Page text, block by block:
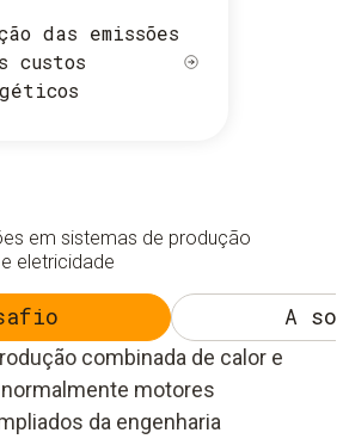
das emissões
custos
em sistemas de produção
eletricidade
A
combinada de calor e
motores
da engenharia